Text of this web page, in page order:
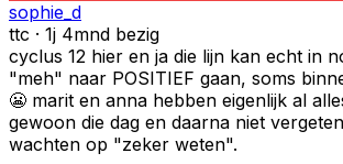
sophie_d
ttc · 1j 4mnd bezig
cyclus 12 hier en ja die lijn kan echt in
"meh" naar POSITIEF gaan, soms
😬 marit en anna hebben eigenlijk al
gewoon die dag en daarna niet
wachten op "zeker weten".